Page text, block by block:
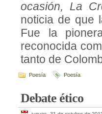
ocasión, La
noticia de que
Fue la
reconocida
tanto de
Poesía Poesía
Debate ético